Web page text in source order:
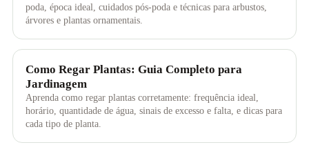
poda, época ideal, cuidados pós-poda e técnicas para arbustos,
árvores e plantas ornamentais.
Como Regar Plantas: Guia Completo para
Jardinagem
Aprenda como regar plantas corretamente: frequência ideal,
horário, quantidade de água, sinais de excesso e falta, e dicas para
cada tipo de planta.